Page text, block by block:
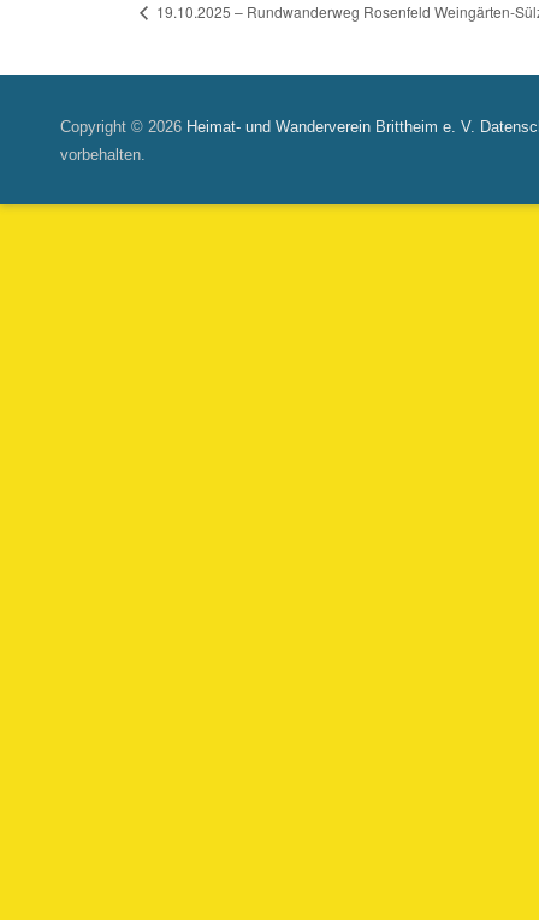
19.10.2025 – Rundwanderweg Rosenfeld Weingärten-
Copyright © 2026 Heimat- und Wanderverein Brittheim e. V.
vorbehalten.